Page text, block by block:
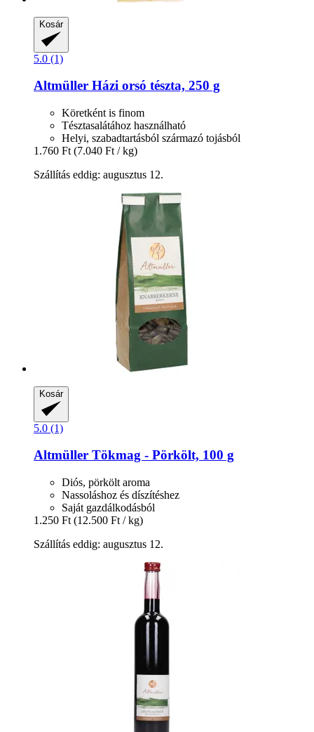
Kosár
5.0 (1)
Altmüller Házi orsó tészta, 250 g
Köretként is finom
Tésztasalátához használható
Helyi, szabadtartásból származó tojásból
1.760 Ft (7.040 Ft / kg)
Szállítás eddig: augusztus 12.
Kosár
5.0 (1)
Altmüller Tökmag -​ Pörkölt, 100 g
Diós, pörkölt aroma
Nassoláshoz és díszítéshez
Saját gazdálkodásból
1.250 Ft (12.500 Ft / kg)
Szállítás eddig: augusztus 12.